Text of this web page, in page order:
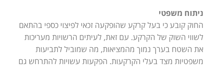
ניתוח משפטי
החוק קובע כי בעל קרקע שהופקעה זכאי לפיצוי כספי בהתאם
לשווי השוק של הקרקע. עם זאת, לעיתים הרשויות מעריכות
את השטח בערך נמוך מהמציאות, מה שמוביל לתביעות
משפטיות מצד בעלי הקרקעות. הפקעות עשויות להתרחש גם